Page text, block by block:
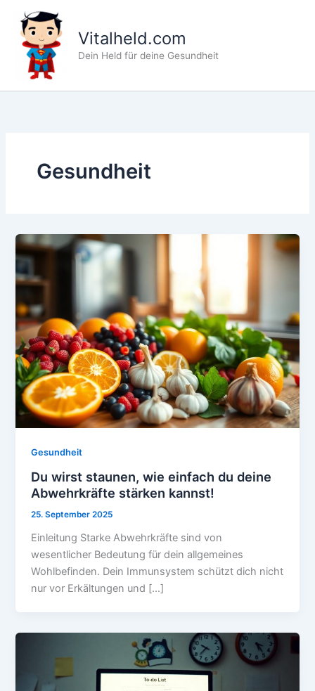
Inhalt
springen
Vitalheld.com
Dein Held für deine Gesundheit
Gesundheit
Gesundheit
Du wirst staunen, wie einfach du deine
Abwehrkräfte stärken kannst!
25. September 2025
Einleitung Starke Abwehrkräfte sind von
wesentlicher Bedeutung für dein allgemeines
Wohlbefinden. Dein Immunsystem schützt dich nicht
nur vor Erkältungen und […]